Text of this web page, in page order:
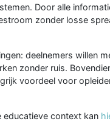
Door alle
zonder losse
deelnemers willen
zonder ruis.
voordeel voor
educatieve context kan